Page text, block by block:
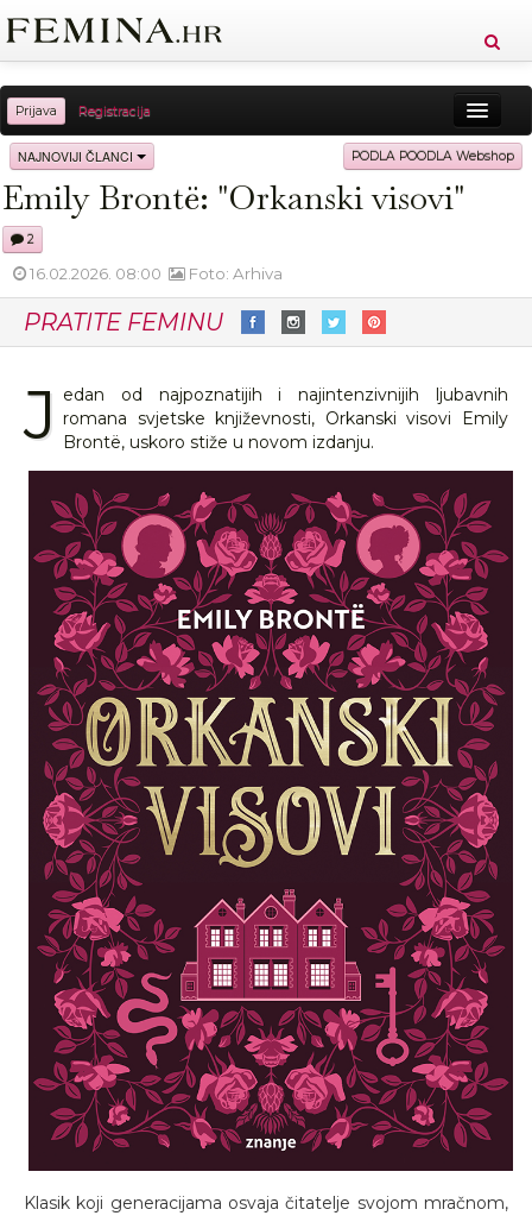
Prijava Registracija
Sreća Zdravlje Vitkost
Moda Ljubav Relax Putovanja Recepti
NAJNOVIJI ČLANCI PODLA POODLA Webshop
Emily Brontë: "Orkanski visovi"
2
16.02.2026. 08:00 Foto: Arhiva
PRATITE FEMINU
J edan od najpoznatijih i najintenzivnijih ljubavnih
romana svjetske književnosti, Orkanski visovi Emily
Brontë, uskoro stiže u novom izdanju.
Klasik koji generacijama osvaja čitatelje svojom mračnom,